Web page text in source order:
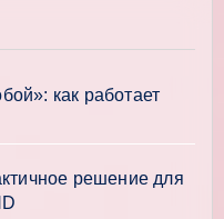
как работает
решение для